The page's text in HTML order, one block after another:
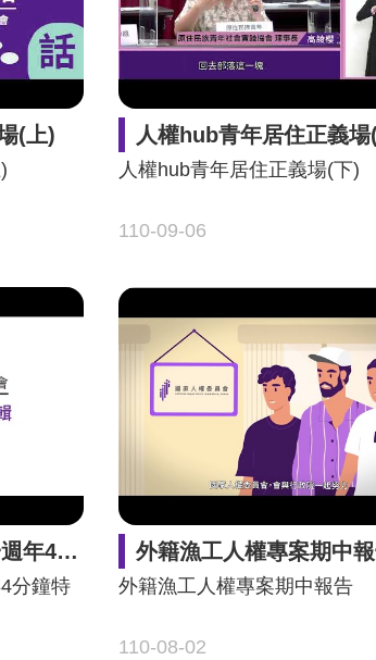
(上) 人權hub青年居住正義場
110-09-06
人權hub青年居住正義場(下)
鐘特輯
分鐘特
外籍漁工人權專案期中
110-08-02
外籍漁工人權專案期中報告